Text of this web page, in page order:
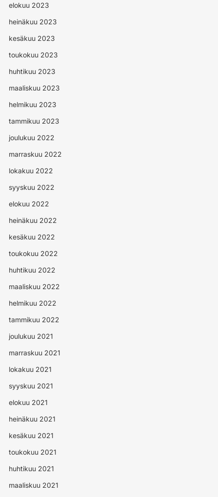
elokuu 2023
heinäkuu 2023
kesäkuu 2023
toukokuu 2023
huhtikuu 2023
maaliskuu 2023
helmikuu 2023
tammikuu 2023
joulukuu 2022
marraskuu 2022
lokakuu 2022
syyskuu 2022
elokuu 2022
heinäkuu 2022
kesäkuu 2022
toukokuu 2022
huhtikuu 2022
maaliskuu 2022
helmikuu 2022
tammikuu 2022
joulukuu 2021
marraskuu 2021
lokakuu 2021
syyskuu 2021
elokuu 2021
heinäkuu 2021
kesäkuu 2021
toukokuu 2021
huhtikuu 2021
maaliskuu 2021